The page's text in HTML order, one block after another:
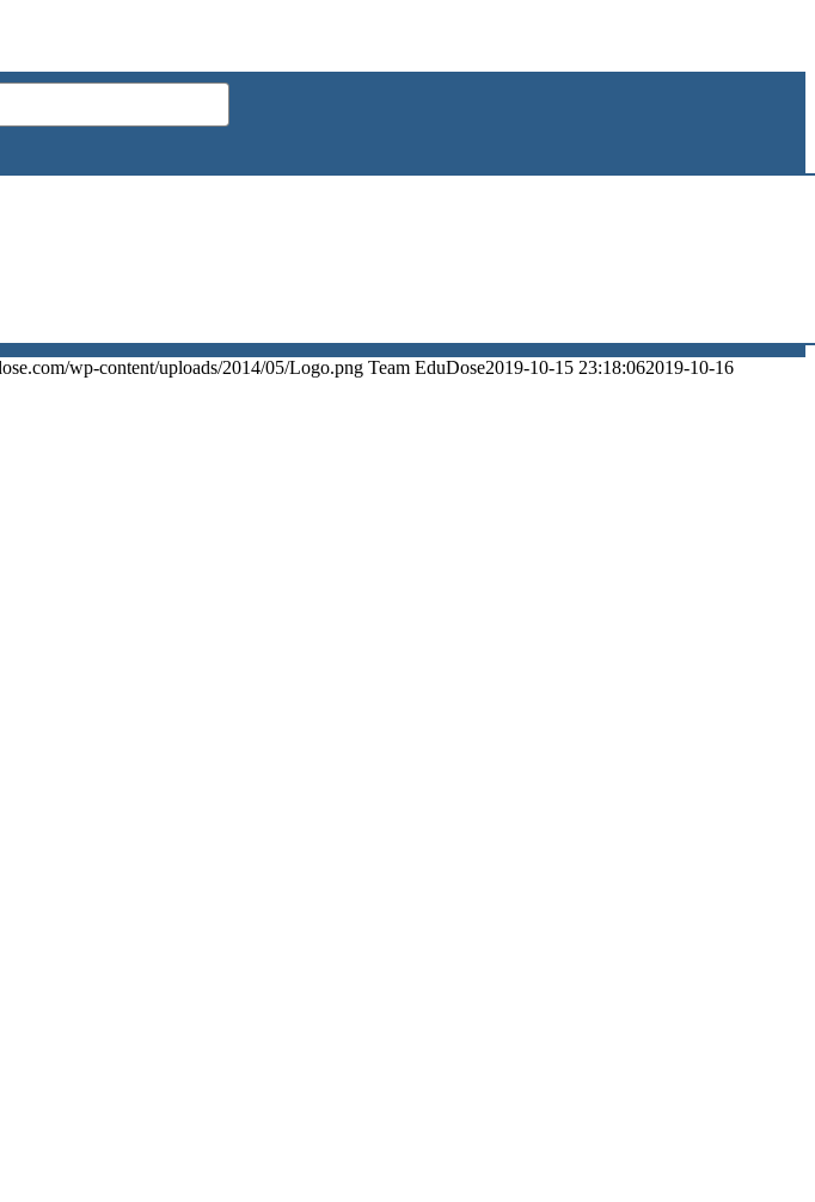
wp-content/uploads/2014/05/Logo.png Team EduDose2019-10-15 23:18:062019-10-16